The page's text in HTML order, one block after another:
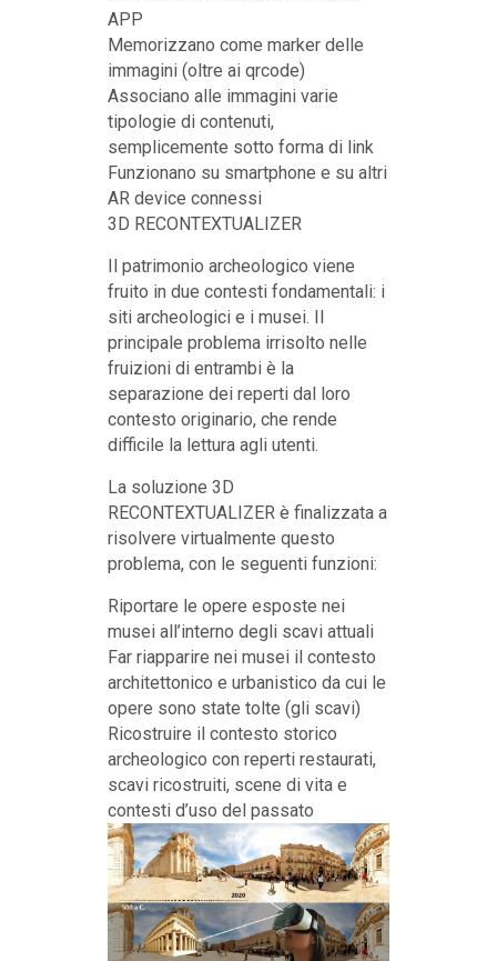
APP
Memorizzano come marker delle
immagini (oltre ai qrcode)
Associano alle immagini varie
tipologie di contenuti,
semplicemente sotto forma di link
Funzionano su smartphone e su altri
AR device connessi
3D RECONTEXTUALIZER
Il patrimonio archeologico viene
fruito in due contesti fondamentali: i
siti archeologici e i musei. Il
principale problema irrisolto nelle
fruizioni di entrambi è la
separazione dei reperti dal loro
contesto originario, che rende
difficile la lettura agli utenti.
La soluzione 3D
RECONTEXTUALIZER è finalizzata a
risolvere virtualmente questo
problema, con le seguenti funzioni:
Riportare le opere esposte nei
musei all’interno degli scavi attuali
Far riapparire nei musei il contesto
architettonico e urbanistico da cui le
opere sono state tolte (gli scavi)
Ricostruire il contesto storico
archeologico con reperti restaurati,
scavi ricostruiti, scene di vita e
contesti d’uso del passato